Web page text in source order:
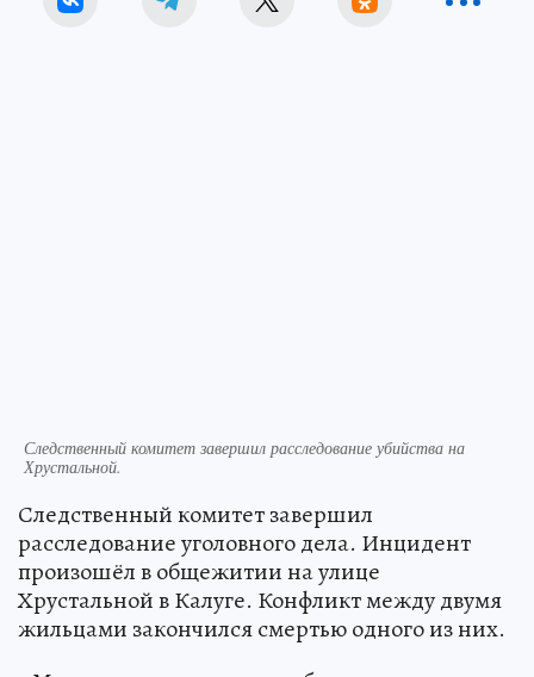
Следственный комитет завершил расследование убийства на
Хрустальной.
Следственный комитет завершил
расследование уголовного дела. Инцидент
произошёл в общежитии на улице
Хрустальной в Калуге. Конфликт между двумя
жильцами закончился смертью одного из них.